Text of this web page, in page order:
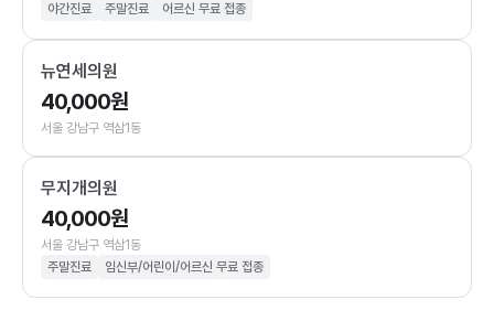
야간진료
주말진료 어르신 무료 접종
뉴연세의원
40,000원
서울 강남구 역삼1동
무지개의원
40,000원
서울 강남구 역삼1동
주말진료
임신부/어린이/어르신 무료 접종